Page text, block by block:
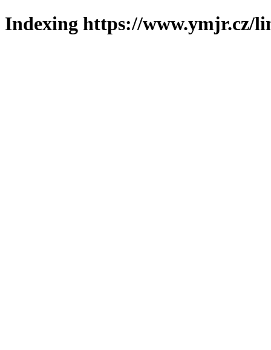
Indexing https://www.ymjr.cz/